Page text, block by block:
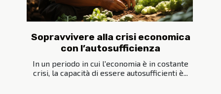
Sopravvivere alla crisi economica
con l’autosufficienza
In un periodo in cui l'economia è in costante
crisi, la capacità di essere autosufficienti è...